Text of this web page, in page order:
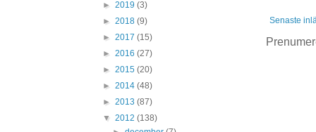
Senaste
► 2019 (3)
► 2018 (9)
► 2017 (15)
► 2016 (27)
► 2015 (20)
► 2014 (48)
► 2013 (87)
▼ 2012 (138)